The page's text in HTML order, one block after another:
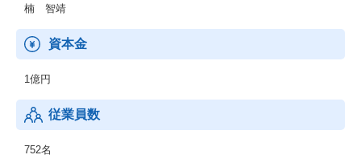
楠 智靖
資本金
1億円
従業員数
752名